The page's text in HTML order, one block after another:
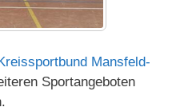
Kreissportbund Mansfeld-
Sportangeboten